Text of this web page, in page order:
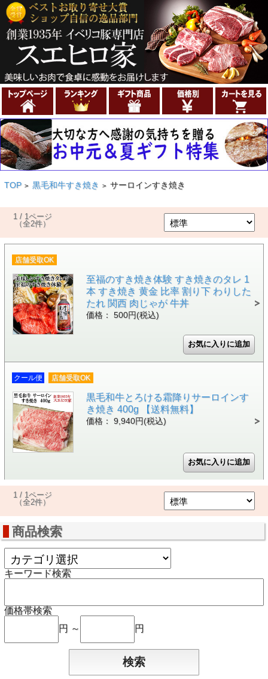
TOP > 黒毛和牛すき焼き > サーロインすき焼き
1 / 1ページ
（全2件）
店舗受取OK
至福のすき焼き体験 すき焼きのタレ 1
本 すき焼き 黄金 比率 割り下 わりした
たれ 関西 肉じゃが 牛丼
価格： 500円(税込)
クール便 店舗受取OK
黒毛和牛とろける霜降りサーロインす
き焼き 400g 【送料無料】
価格： 9,940円(税込)
1 / 1ページ
（全2件）
商品検索
キーワード検索
価格帯検索
円 ～
円